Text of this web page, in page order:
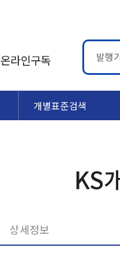
온라인구독 발행
개별표준검색
KS
상세정보